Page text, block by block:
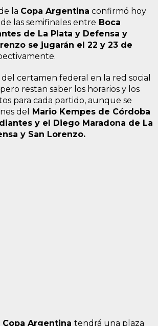
la Copa Argentina confirmó hoy
las semifinales entre Boca
de La Plata y Defensa y
se jugarán el 22 y 23 de
certamen federal en la red social
restan saber los horarios y los
para cada partido, aunque se
del
Mario Kempes de Córdoba
y el Diego Maradona de La
y San Lorenzo.
Copa Argentina tendrá una plaza